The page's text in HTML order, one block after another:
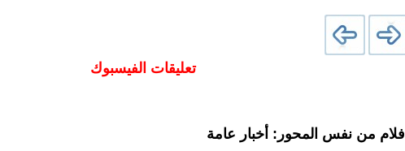
تعليقات الفيسبوك
افلام من نفس المحور: أخبار عامة